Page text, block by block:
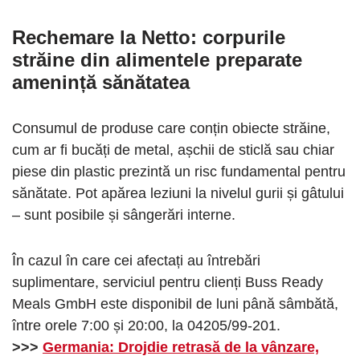
Rechemare la Netto: corpurile
străine din alimentele preparate
amenință sănătatea
Consumul de produse care conțin obiecte străine,
cum ar fi bucăți de metal, așchii de sticlă sau chiar
piese din plastic prezintă un risc fundamental pentru
sănătate. Pot apărea leziuni la nivelul gurii și gâtului
– sunt posibile și sângerări interne.
În cazul în care cei afectați au întrebări
suplimentare, serviciul pentru clienți Buss Ready
Meals GmbH este disponibil de luni până sâmbătă,
între orele 7:00 și 20:00, la 04205/99-201.
>>> Germania: Drojdie retrasă de la vânzare,